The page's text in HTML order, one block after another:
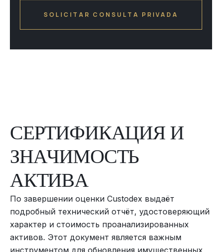
СЕРТИФИКАЦИЯ И
ЗНАЧИМОСТЬ
АКТИВА
По завершении оценки Custodex выдаёт
подробный технический отчёт, удостоверяющий
характер и стоимость проанализированных
активов. Этот документ является важным
инструментом для обновления имущественных